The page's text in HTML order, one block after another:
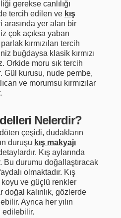
gerekse canlılığı
tercih edilen ve kış
arasında yer alan bir
çok açıksa yaban
kırmızıları tercih
buğdaysa klasik kırmızı
Orkide moru sık tercih
Gül kurusu, nude pembe,
ve morumsu kırmızılar
Nelerdir?
çeşidi, dudakların
duruşu kış makyajı
Kış aylarında
Bu durumu doğallaştıracak
olmaktadır. Kış
ve güçlü renkler
doğal kalınlık, gözlerde
Ayrıca her yılın
edilebilir.